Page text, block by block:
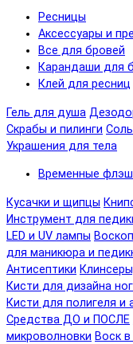
Ресницы
Аксессуары и
Все для бровей
Карандаши для
Клей для ресниц
Гель для душа
Скрабы и пилинги
Украшения для тела
Временные
Кусачки и щипцы
Инструмент для
LED и UV лампы
для маникюра и
Антисептики
Кисти для дизайна
Кисти для полигеля и
Средства ДО и ПОСЛЕ
микроволновки Воск